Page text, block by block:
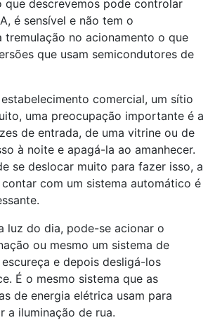
que descrevemos pode controlar
é sensível e não tem o
tremulação no acionamento o que
que usam semicondutores de
comercial, um sítio
uma preocupação importante é a
de entrada, de uma vitrine ou de
à noite e apagá-la ao amanhecer.
se deslocar muito para fazer isso, a
com um sistema automático é
luz do dia, pode-se acionar o
ou mesmo um sistema de
e depois desligá-los
É o mesmo sistema que as
de energia elétrica usam para
a iluminação de rua.